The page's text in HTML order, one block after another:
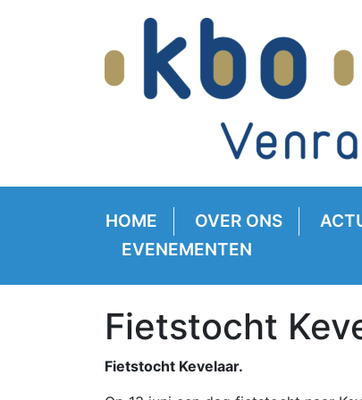
HOME OVER ONS
EVENEMENTEN
Fietstocht
Fietstocht Kevelaar.